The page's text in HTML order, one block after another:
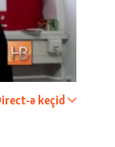
ə keçid